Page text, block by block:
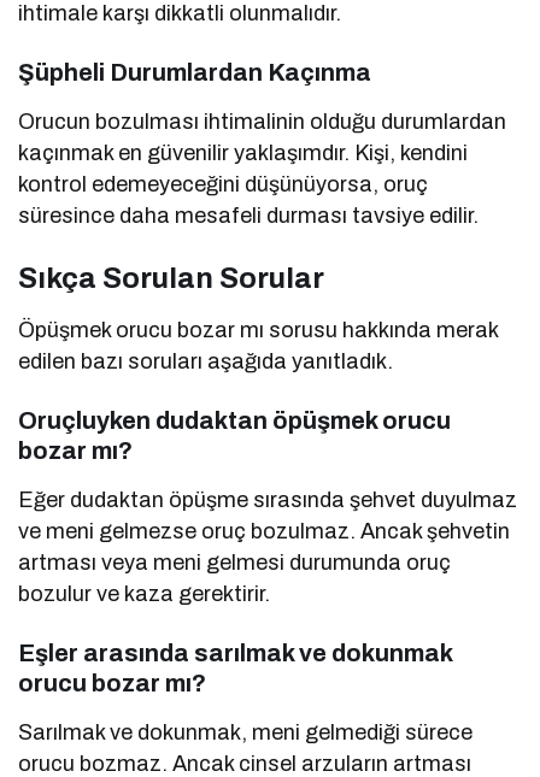
ihtimale karşı dikkatli olunmalıdır.
Şüpheli Durumlardan Kaçınma
Orucun bozulması ihtimalinin olduğu durumlardan
kaçınmak en güvenilir yaklaşımdır. Kişi, kendini
kontrol edemeyeceğini düşünüyorsa, oruç
süresince daha mesafeli durması tavsiye edilir.
Sıkça Sorulan Sorular
Öpüşmek orucu bozar mı sorusu hakkında merak
edilen bazı soruları aşağıda yanıtladık.
Oruçluyken dudaktan öpüşmek orucu
bozar mı?
Eğer dudaktan öpüşme sırasında şehvet duyulmaz
ve meni gelmezse oruç bozulmaz. Ancak şehvetin
artması veya meni gelmesi durumunda oruç
bozulur ve kaza gerektirir.
Eşler arasında sarılmak ve dokunmak
orucu bozar mı?
Sarılmak ve dokunmak, meni gelmediği sürece
orucu bozmaz. Ancak cinsel arzuların artması